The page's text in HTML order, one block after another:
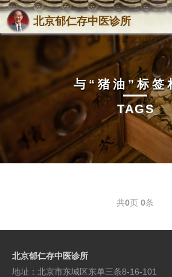
北京郁仁存中医诊所
与 “猪油”标签
TAGS
共0页 0条
北京郁仁存中医诊所
地址：北京市东城区东单三条8-16-101